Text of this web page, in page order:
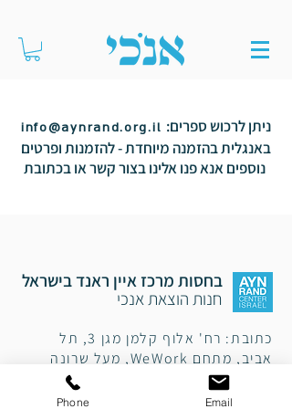
info@aynrand.org.il :ניתן לרכוש ספרים
באנגלית בהזמנה מיוחדת - להזמנות ופרטים
בחסות מרכז איין ראנד בישראל
חנות הוצאת אנכי
כתובת: רח' אלוף קלמן מגן 3, תל
אביב,
מתחם WeWork, מעל שרונה
מרקט,כניסה A, קומה 3.
איסוף בימי עבודה א'-ה' 10:00-17:00
Phone Email